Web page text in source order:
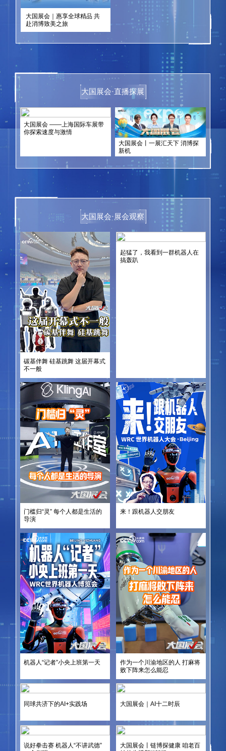
大国展会｜惠享全球精品 共
赴消博致美之旅
大国展会·直播探展
大国展会 ——上海国际车展带
你探索速度与激情
大国展会丨一展汇天下 消博探
新机
大国展会·展会观察
碳基伴舞 硅基跳舞 这届开幕式
不一般
起猛了，我看到一群机器人在
搞轰趴
门槛归“灵” 每个人都是生活的
导演
来！跟机器人交朋友
机器人“记者”小央上班第一天
作为一个川渝地区的人 打麻将
败下阵来怎么能忍
同球共济下的AI+实践场 大国展会｜AI十二时辰
说好拳击赛 机器人“不讲武德”
大国展会丨链博探健康 咱老百